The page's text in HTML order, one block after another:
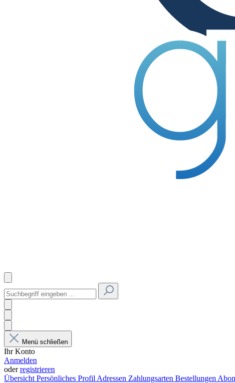
Menü schließen
Ihr Konto
Anmelden
oderregistrieren
Übersicht Persönliches Profil Adressen Zahlungsarten Bestellungen